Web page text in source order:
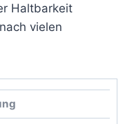
Haltbarkeit
vielen